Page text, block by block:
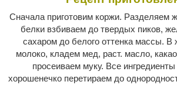
Сначала приготовим коржи. Разделяем
белки взбиваем до твердых пиков,
сахаром до белого оттенка массы. В
молоко, кладем мед, раст. масло,
просеиваем муку. Все
хорошенечко перетираем до